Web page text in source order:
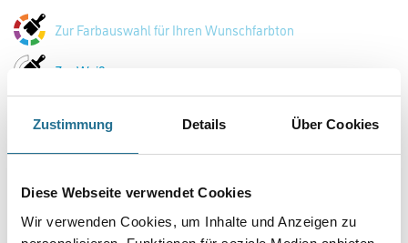
Zustimmung Details Über Cookies
Diese Webseite verwendet Cookies
Wir verwenden Cookies, um Inhalte und Anzeigen zu
Zur Farbauswahl für Ihren Wunschfarbton
Zur Weißware